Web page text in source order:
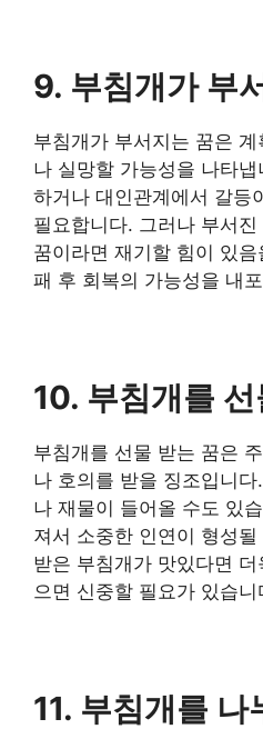
9. 부침개가 부
부침개가 부서지는 꿈은
나 실망할 가능성을 나타
하거나 대인관계에서 갈등
필요합니다. 그러나 부서
꿈이라면 재기할 힘이 있
패 후 회복의 가능성을 내
10. 부침개를
부침개를 선물 받는 꿈은
나 호의를 받을 징조입니
나 재물이 들어올 수도 있
져서 소중한 인연이 형성
받은 부침개가 맛있다면
으면 신중할 필요가 있습니
11. 부침개를 나